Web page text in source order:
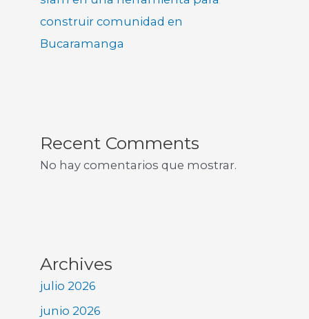
construir comunidad en
Bucaramanga
Recent Comments
No hay comentarios que mostrar.
Archives
julio 2026
junio 2026